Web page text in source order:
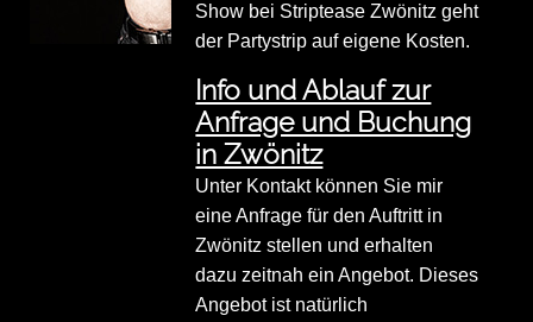
Show bei Striptease Zwönitz geht
der Partystrip auf eigene Kosten.
Info und Ablauf zur
Anfrage und Buchung
in Zwönitz
Unter Kontakt können Sie mir
eine Anfrage für den Auftritt in
Zwönitz stellen und erhalten
dazu zeitnah ein Angebot. Dieses
Angebot ist natürlich